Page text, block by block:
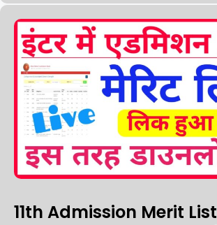
11th Admission Merit List